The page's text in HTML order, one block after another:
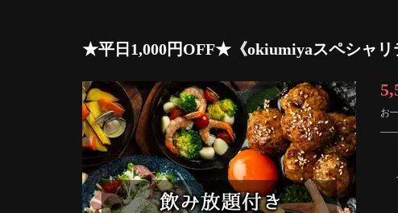
★平日1,000円OFF★《okiumiyaスペシャリ
お